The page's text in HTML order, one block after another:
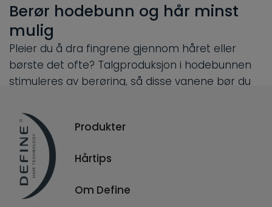
Berør hodebunn og hår minst
mulig
Pleier du å dra fingrene gjennom håret eller
børste det ofte? Talgproduksjon i hodebunnen
stimuleres av berøring, så disse vanene bør du
massérer hodebunnen når du påfører sjampo i
dusjen.
– All berøring av hodebunnen stimulerer
talgproduksjonen, konstaterer lederen av Define
teamet.
Produkter
Hårtips
Om Define